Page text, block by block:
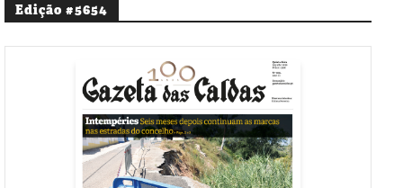
Edição #5654